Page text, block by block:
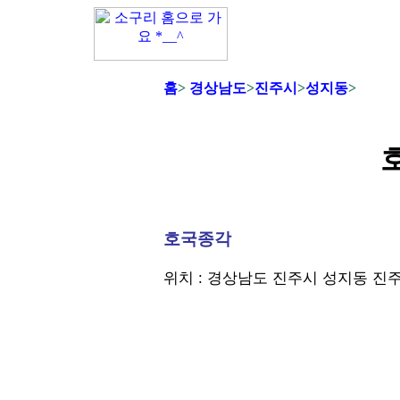
홈> 경상남도>진주시 >성지동>
호국종각
위치 : 경상남도 진주시 성지동 진